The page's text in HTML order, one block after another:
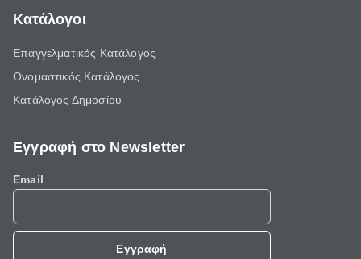
Κατάλογοι
Επαγγελματικός Κατάλογος
Ονομαστικός Κατάλογος
Κατάλογος Δημοσίου
Εγγραφή στο Newsletter
Email
Εγγραφή